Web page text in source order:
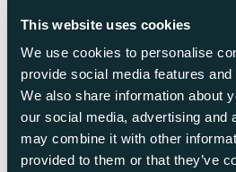
This website uses cookies
We use cookies to personalise
provide social media features
We also share information about
our social media, advertising and
may combine it with other
provided to them or that they’ve
pitkäaikaisia asiakassuhteita
Miten tekoäly
parempia